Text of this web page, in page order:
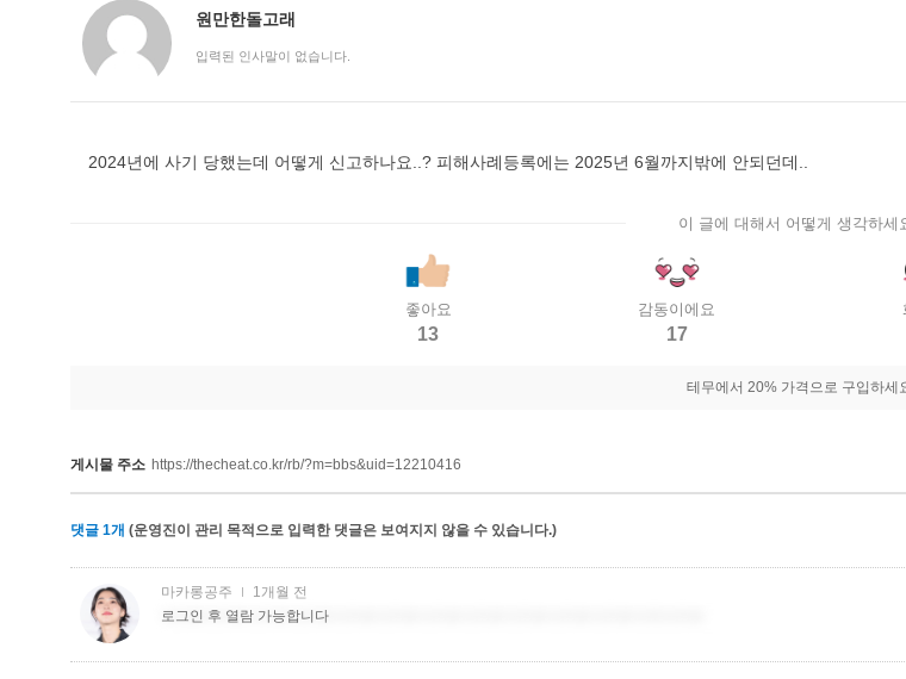
비공개 피해사례
원만한돌고래
입력된 인사말이 없습니다.
2024년에 사기 당했는데 어떻게 신고하나요..? 피해사례등록에는 2025년 6월까지밖에 안되던데..
이 글에 대해서 어떻게 생각하세
좋아요
13
감동이에요
17
테무에서 20% 가격으로 구입하세
게시물 주소 https://thecheat.co.kr/rb/?m=bbs&uid=12210416
댓글 1개 (운영진이 관리 목적으로 입력한 댓글은 보여지지 않을 수 있습니다.)